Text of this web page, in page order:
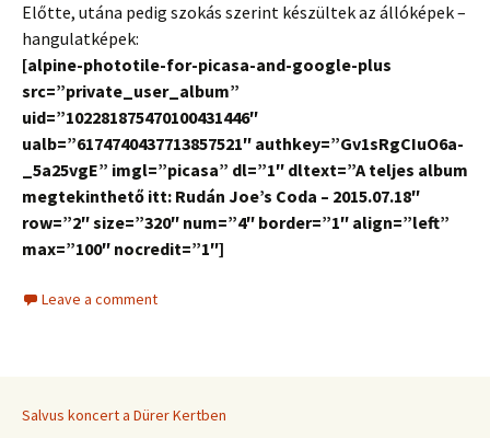
Előtte, utána pedig szokás szerint készültek az állóképek –
hangulatképek:
[alpine-phototile-for-picasa-and-google-plus
src=”private_user_album”
uid=”102281875470100431446″
ualb=”6174740437713857521″ authkey=”Gv1sRgCIuO6a-
_5a25vgE” imgl=”picasa” dl=”1″ dltext=”A teljes album
megtekinthető itt: Rudán Joe’s Coda – 2015.07.18″
row=”2″ size=”320″ num=”4″ border=”1″ align=”left”
max=”100″ nocredit=”1″]
Leave a comment
Salvus koncert a Dürer Kertben